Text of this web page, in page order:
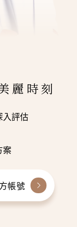
麗時刻
入評估
案
帳號